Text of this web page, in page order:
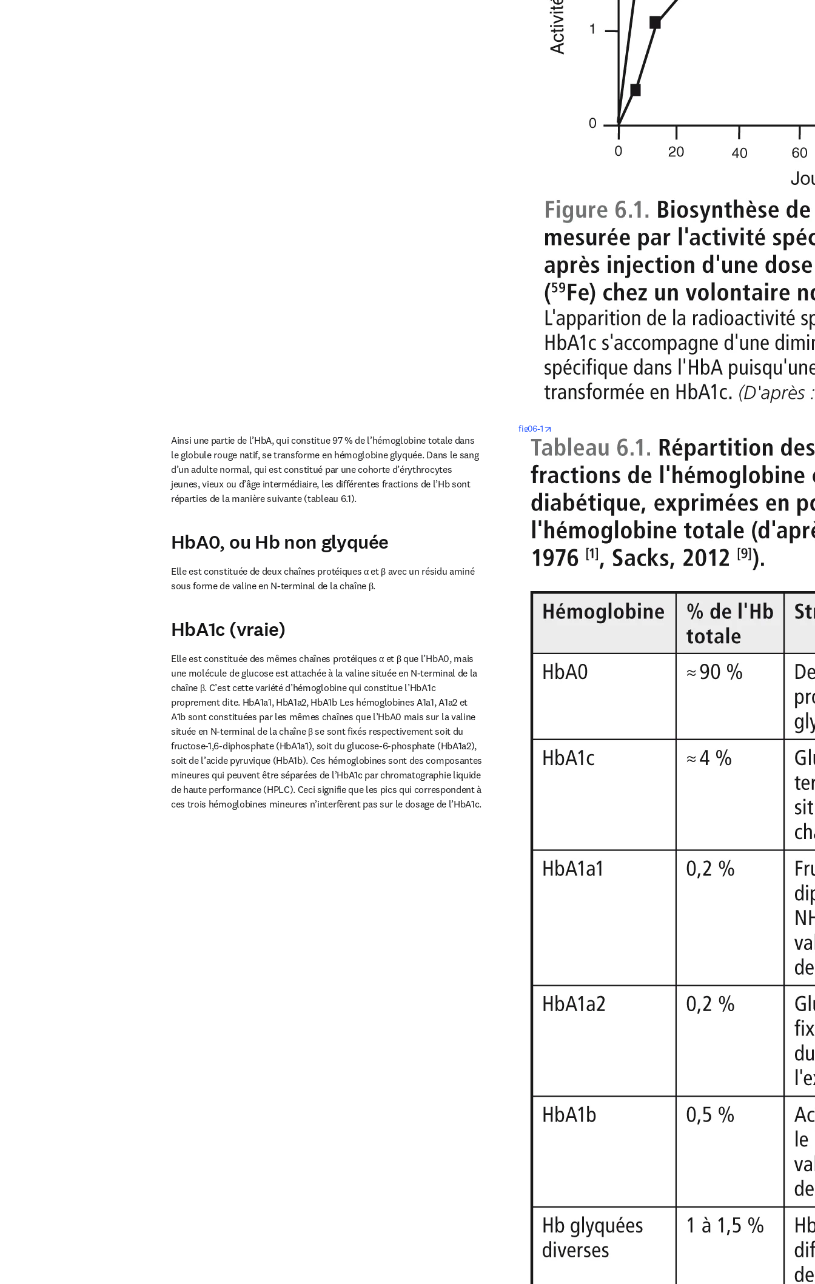
fig06-1
Ainsi une partie de l’HbA, qui constitue 97 % de l’hémoglobine totale dans
le globule rouge natif, se transforme en hémoglobine glyquée. Dans le sang
d’un adulte normal, qui est constitué par une cohorte d’érythrocytes
jeunes, vieux ou d’âge intermédiaire, les différentes fractions de l’Hb sont
réparties de la manière suivante (tableau 6.1).
HbA0, ou Hb non glyquée
Elle est constituée de deux chaînes protéiques α et β avec un résidu aminé
sous forme de valine en N-terminal de la chaîne β.
HbA1c (vraie)
Elle est constituée des mêmes chaînes protéiques α et β que l’HbA0, mais
une molécule de glucose est attachée à la valine située en N-terminal de la
chaîne β. C’est cette variété d’hémoglobine qui constitue l’HbA1c
proprement dite. HbA1a1, HbA1a2, HbA1b Les hémoglobines A1a1, A1a2 et
A1b sont constituées par les mêmes chaînes que l’HbA0 mais sur la valine
située en N-terminal de la chaîne β se sont fixés respectivement soit du
fructose-1,6-diphosphate (HbA1a1), soit du glucose-6-phosphate (HbA1a2),
soit de l’acide pyruvique (HbA1b). Ces hémoglobines sont des composantes
mineures qui peuvent être séparées de l’HbA1c par chromatographie liquide
de haute performance (HPLC). Ceci signifie que les pics qui correspondent à
ces trois hémoglobines mineures n’interfèrent pas sur le dosage de l’HbA1c.